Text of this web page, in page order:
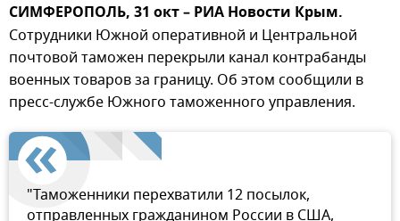
СИМФЕРОПОЛЬ, 31 окт – РИА Новости Крым.
Сотрудники Южной оперативной и Центральной
почтовой таможен перекрыли канал контрабанды
военных товаров за границу. Об этом сообщили в
пресс-службе Южного таможенного управления.
"Таможенники перехватили 12 посылок,
отправленных гражданином России в США,